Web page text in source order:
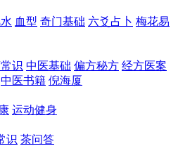
血型 奇门基础 六爻占卜 梅花易
识 中医基础 偏方秘方 经方医案
中医书籍 倪海厦
运动健身
识 茶问答